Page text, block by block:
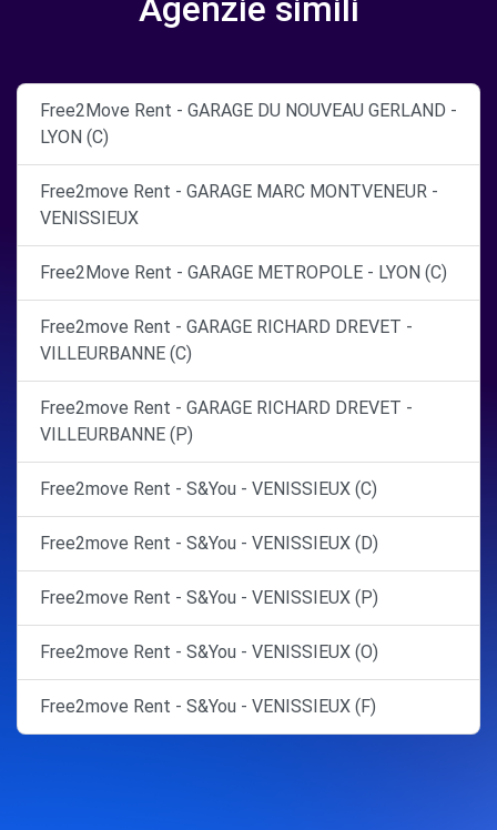
Agenzie simili
Free2Move Rent - GARAGE DU NOUVEAU GERLAND -
LYON (C)
Free2move Rent - GARAGE MARC MONTVENEUR -
VENISSIEUX
Free2Move Rent - GARAGE METROPOLE - LYON (C)
Free2move Rent - GARAGE RICHARD DREVET -
VILLEURBANNE (C)
Free2move Rent - GARAGE RICHARD DREVET -
VILLEURBANNE (P)
Free2move Rent - S&You - VENISSIEUX (C)
Free2move Rent - S&You - VENISSIEUX (D)
Free2move Rent - S&You - VENISSIEUX (P)
Free2move Rent - S&You - VENISSIEUX (O)
Free2move Rent - S&You - VENISSIEUX (F)